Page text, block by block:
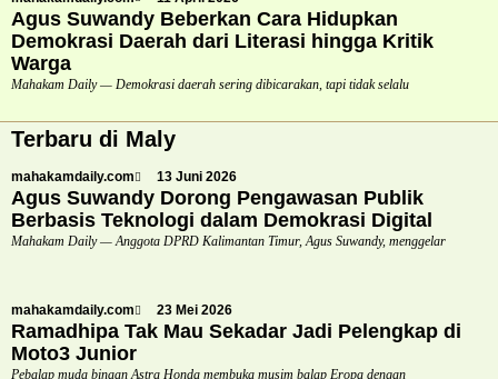
Agus Suwandy Beberkan Cara Hidupkan
Demokrasi Daerah dari Literasi hingga Kritik
Warga
Mahakam Daily — Demokrasi daerah sering dibicarakan, tapi tidak selalu
Terbaru di Maly
mahakamdaily.com 13 Juni 2026
Agus Suwandy Dorong Pengawasan Publik
Berbasis Teknologi dalam Demokrasi Digital
Mahakam Daily — Anggota DPRD Kalimantan Timur, Agus Suwandy, menggelar
mahakamdaily.com 23 Mei 2026
Ramadhipa Tak Mau Sekadar Jadi Pelengkap di
Moto3 Junior
Pebalap muda binaan Astra Honda membuka musim balap Eropa dengan